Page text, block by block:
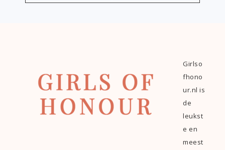
Girlso
fhono
ur.nl is
de
leukst
e en
meest